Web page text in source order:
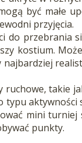
być małe
przyjęcia.
do przebrania
kostium.
najbardziej
takie
aktywności
mini
punkty.